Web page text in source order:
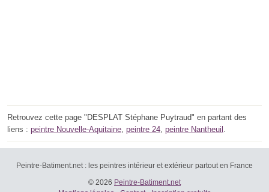
Retrouvez cette page "DESPLAT Stéphane Puytraud" en partant des
liens : peintre Nouvelle-Aquitaine peintre 24 peintre Nantheuil
Peintre-Batiment.net : les peintres intérieur et extérieur partout en France
© 2026 Peintre-Batiment.net